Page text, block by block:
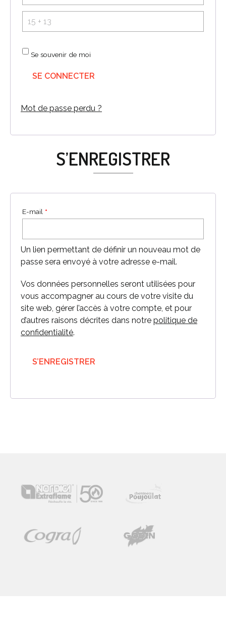
Se souvenir de moi
SE CONNECTER
Mot de passe perdu ?
S’ENREGISTRER
E-mail *
Un lien permettant de définir un nouveau mot de
passe sera envoyé à votre adresse e-mail.
Vos données personnelles seront utilisées pour
vous accompagner au cours de votre visite du
site web, gérer l’accès à votre compte, et pour
d’autres raisons décrites dans notre politique de
confidentialité.
S’ENREGISTRER